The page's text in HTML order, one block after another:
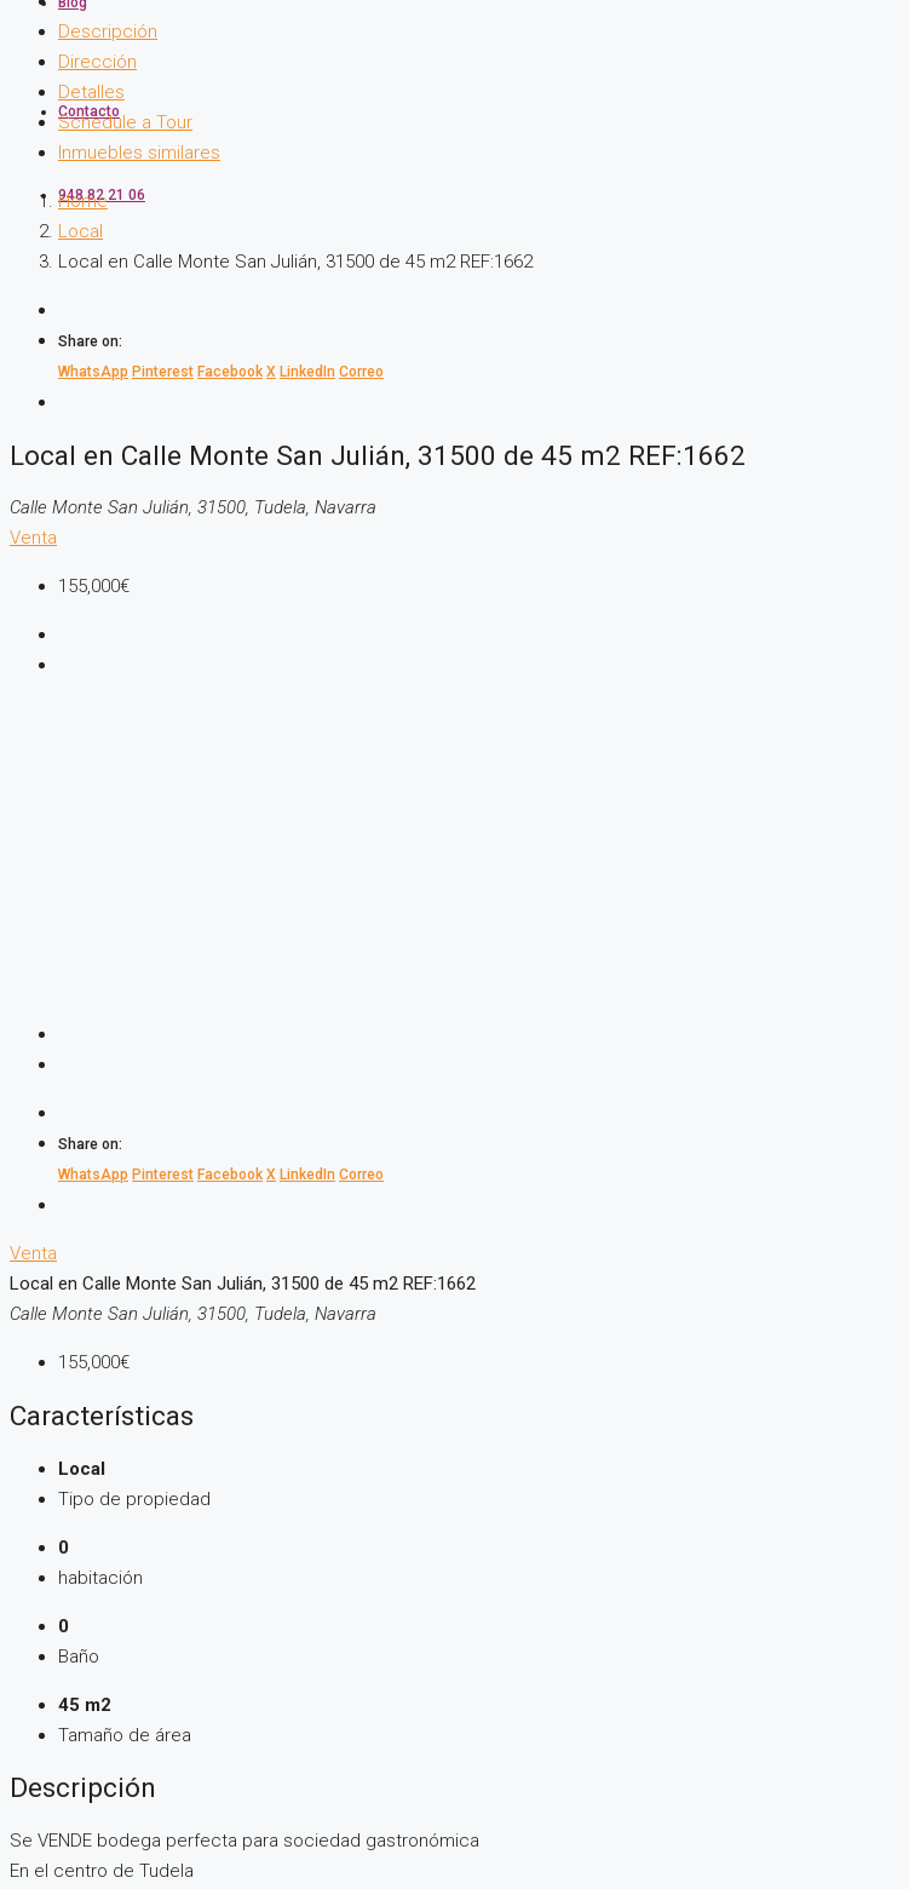
Contacto
948 82 21 06
Descripción
Dirección
Detalles
Schedule a Tour
Inmuebles similares
Home
Local
Local en Calle Monte San Julián, 31500 de 45 m2 REF:1662
Share on:
WhatsApp Pinterest Facebook X LinkedIn Correo
Local en Calle Monte San Julián, 31500 de 45 m2 REF:1662
Calle Monte San Julián, 31500, Tudela, Navarra
Venta
155,000€
Share on:
WhatsApp Pinterest Facebook X LinkedIn Correo
Venta
Local en Calle Monte San Julián, 31500 de 45 m2 REF:1662
Calle Monte San Julián, 31500, Tudela, Navarra
155,000€
Características
Local
Tipo de propiedad
0
habitación
0
Baño
45 m2
Tamaño de área
Descripción
Se VENDE bodega perfecta para sociedad gastronómica
En el centro de Tudela